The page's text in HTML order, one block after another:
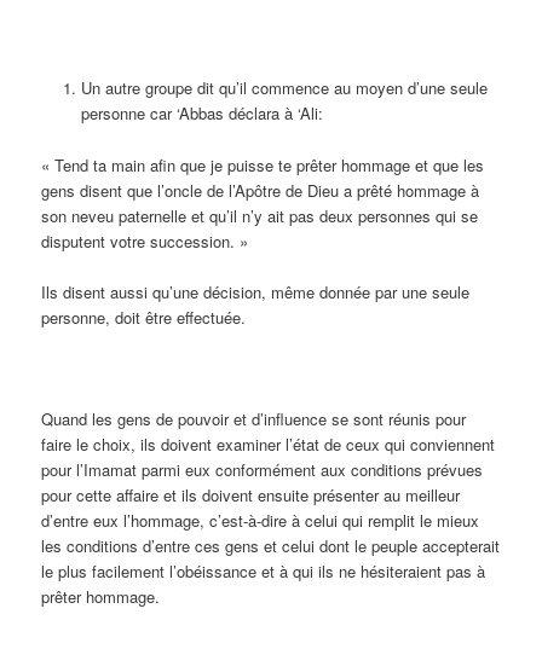
Un autre groupe dit qu’il commence au moyen d’une seule
personne car ‘Abbas déclara à ‘Ali:
« Tend ta main afin que je puisse te prêter hommage et que les
gens disent que l’oncle de l’Apôtre de Dieu a prêté hommage à
son neveu paternelle et qu’il n’y ait pas deux personnes qui se
disputent votre succession. »
Ils disent aussi qu’une décision, même donnée par une seule
personne, doit être effectuée.
Quand les gens de pouvoir et d’influence se sont réunis pour
faire le choix, ils doivent examiner l’état de ceux qui conviennent
pour l’Imamat parmi eux conformément aux conditions prévues
pour cette affaire et ils doivent ensuite présenter au meilleur
d’entre eux l’hommage, c’est-à-dire à celui qui remplit le mieux
les conditions d’entre ces gens et celui dont le peuple accepterait
le plus facilement l’obéissance et à qui ils ne hésiteraient pas à
prêter hommage.